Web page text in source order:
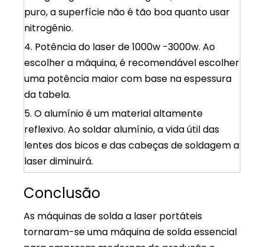
puro, a superfície não é tão boa quanto usar
nitrogênio.
4. Potência do laser de 1000w -3000w. Ao
escolher a máquina, é recomendável escolher
uma potência maior com base na espessura
da tabela.
5. O alumínio é um material altamente
reflexivo. Ao soldar alumínio, a vida útil das
lentes dos bicos e das cabeças de soldagem a
laser diminuirá.
Conclusão
As máquinas de solda a laser portáteis
tornaram-se uma máquina de solda essencial